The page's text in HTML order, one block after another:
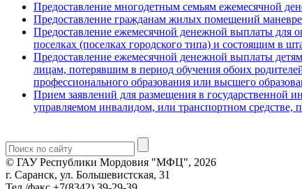
Предоставление многодетным семьям ежемесячной
Предоставление гражданам жилых помещений
Предоставление ежемесячной денежной выплаты
поселках (поселках городского типа) и состоящим в
Предоставление ежемесячной денежной выплаты
лицам, потерявшим в период обучения обоих
профессионального образования или высшего
Прием заявлений для размещения в государственной
управляемом инвалидом, или транспортном средстве,
© ГАУ Республики Мордовия "МФЦ", 2026
г. Саранск, ул. Большевистская, 31